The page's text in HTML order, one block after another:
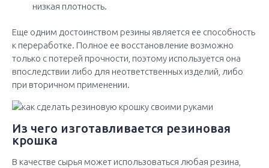
низкая плотность.
Еще одним достоинством резины является ее способность
к переработке. Полное ее восстановление возможно
только с потерей прочности, поэтому используется она
впоследствии либо для неответственных изделий, либо
при вторичном применении.
Из чего изготавливается резиновая
крошка
В качестве сырья может использоваться любая резина,